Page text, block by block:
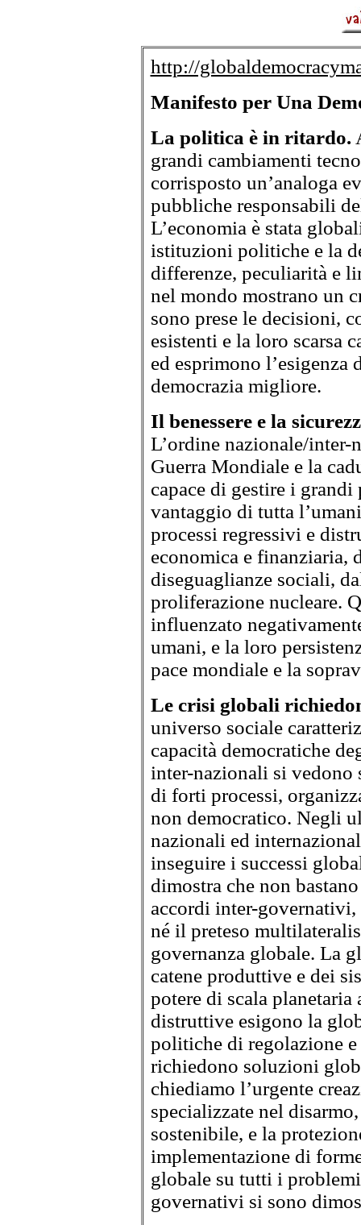
http://
Manifesto per Una
La politica è in ritardo.
grandi cambiamenti
corrisposto un’analoga
pubbliche responsabili
L’economia è stata
istituzioni politiche e la
differenze, peculiarità e
nel mondo mostrano un
sono prese le decisioni,
esistenti e la loro scarsa
ed esprimono l’esigenza
democrazia migliore.
Il benessere e la
L’ordine nazionale/inter-
Guerra Mondiale e la
capace di gestire i
vantaggio di tutta
processi regressivi e
economica e finanziaria,
diseguaglianze sociali,
proliferazione nucleare.
influenzato
umani, e la loro
pace mondiale e la
Le crisi globali
universo sociale
capacità democratiche
inter-nazionali si
di forti processi,
non democratico. Negli
nazionali ed
inseguire i successi
dimostra che non
accordi inter-governativi,
né il preteso
governanza globale. La
catene produttive e dei
potere di scala
distruttive esigono la
politiche di regolazione
richiedono soluzioni
chiediamo l’urgente
specializzate nel
sostenibile, e la
implementazione di
globale su tutti i
governativi si sono